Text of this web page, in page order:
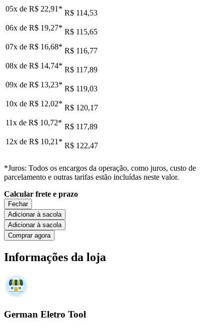
05x de R$ 22,91 * R$ 114,53
06x de R$ 19,27* R$ 115,65
07x de R$ 16,68* R$ 116,77
08x de R$ 14,74* R$ 117,89
09x de R$ 13,23* R$ 119,03
10x de R$ 12,02* R$ 120,17
11x de R$ 10,72* R$ 117,89
12x de R$ 10,21 * R$ 122,47
*Juros: Todos os encargos da operação, como juros, custo de
parcelamento e outras tarifas estão incluídas neste valor.
Calcular frete e prazo
Fechar
Adicionar à sacola
Adicionar à sacola
Comprar agora
Informações da loja
German Eletro Tool